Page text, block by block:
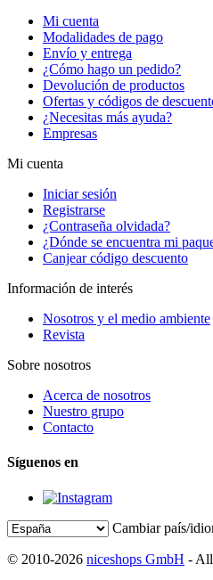
Mi cuenta
Modalidades de pago
Envío y entrega
¿Cómo hago un pedido?
Devolución de productos
Ofertas y códigos de
¿Necesitas más ayuda?
Empresas
Mi cuenta
Iniciar sesión
Registrarse
¿Contraseña olvidada?
¿Dónde se encuentra mi
Canjear código descuento
Información de interés
Nosotros y el medio ambiente
Revista
Sobre nosotros
Acerca de nosotros
Nuestro grupo
Contacto
Síguenos en
Cambiar país/
© 2010-2026 niceshops GmbH - All